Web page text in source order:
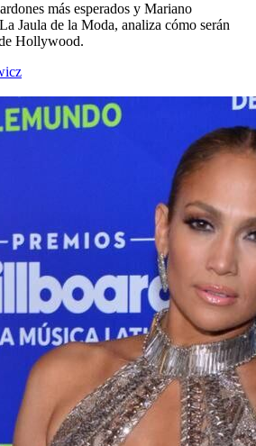
más esperados y Mariano
Jaula de la Moda, analiza cómo serán
Hollywood.